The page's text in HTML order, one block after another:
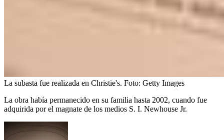
La subasta fue realizada en Christie's. Foto: Getty Images
La obra había permanecido en su familia hasta 2002, cuando fue
adquirida por el magnate de los medios S. I. Newhouse Jr.